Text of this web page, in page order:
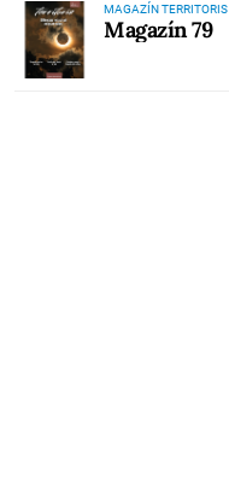
MAGAZÍN TERRITORIS
Magazín 79